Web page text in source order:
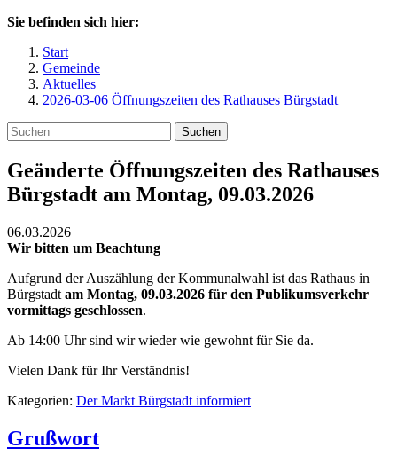
Sie befinden sich hier:
Start
Gemeinde
Aktuelles
2026-03-06 Öffnungszeiten des Rathauses Bürgstadt
Suchen
Geänderte Öffnungszeiten des Rathauses
Bürgstadt am Montag, 09.03.2026
06.03.2026
Wir bitten um Beachtung
Aufgrund der Auszählung der Kommunalwahl ist das Rathaus in
Bürgstadt am Montag, 09.03.2026 für den Publikumsverkehr
vormittags geschlossen.
Ab 14:00 Uhr sind wir wieder wie gewohnt für Sie da.
Vielen Dank für Ihr Verständnis!
Kategorien: Der Markt Bürgstadt informiert
Grußwort